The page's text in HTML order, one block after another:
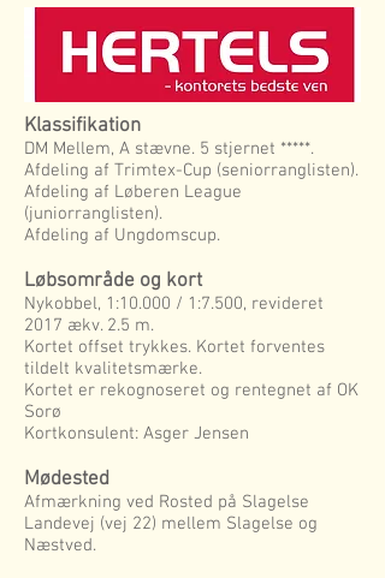
Klassifikation
DM Mellem, A stævne. 5 stjernet *****.
Afdeling af Trimtex-Cup (seniorranglisten).
Afdeling af Løberen League
(juniorranglisten).
Afdeling af Ungdomscup.
Løbsområde og kort
Nykobbel, 1:10.000 / 1:7.500, revideret
2017 ækv. 2.5 m.
Kortet offset trykkes. Kortet forventes
tildelt kvalitetsmærke.
Kortet er rekognoseret og rentegnet af OK
Sorø
Kortkonsulent: Asger Jensen
Mødested
Afmærkning ved Rosted på Slagelse
Landevej (vej 22) mellem Slagelse og
Næstved.